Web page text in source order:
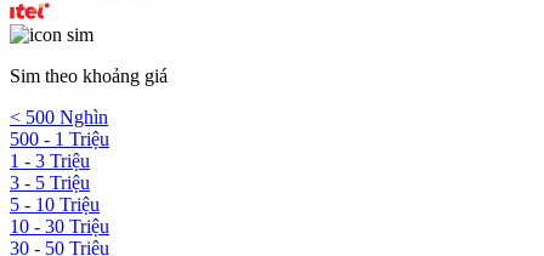
Sim theo khoảng giá
< 500 Nghìn
500 - 1 Triệu
1 - 3 Triệu
3 - 5 Triệu
5 - 10 Triệu
10 - 30 Triệu
30 - 50 Triệu